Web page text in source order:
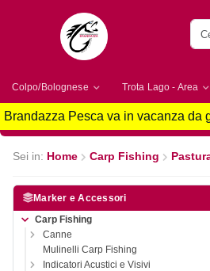
Colpo/Bolognese Trota Lago - Area
Brandazza Pesca va in vacanza da
Sei in: Home Carp Fishing
Marker e Accessori
Carp Fishing
Canne
Mulinelli Carp Fishing
Indicatori Acustici e Visivi